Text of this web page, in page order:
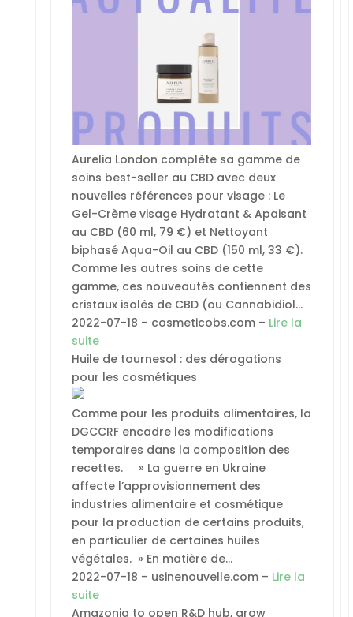
Aurelia London complète sa gamme de
soins best-seller au CBD avec deux
nouvelles références pour visage : Le
Gel-Crème visage Hydratant & Apaisant
au CBD (60 ml, 79 €) et Nettoyant
biphasé Aqua-Oil au CBD (150 ml, 33 €).
Comme les autres soins de cette
gamme, ces nouveautés contiennent des
cristaux isolés de CBD (ou Cannabidiol…
2022-07-18 – cosmeticobs.com – Lire la
suite
Huile de tournesol : des dérogations
pour les cosmétiques
Comme pour les produits alimentaires, la
DGCCRF encadre les modifications
temporaires dans la composition des
recettes. » La guerre en Ukraine
affecte l’approvisionnement des
industries alimentaire et cosmétique
pour la production de certains produits,
en particulier de certaines huiles
végétales. » En matière de…
2022-07-18 – usinenouvelle.com – Lire la
suite
Amazonia to open R&D hub, grow